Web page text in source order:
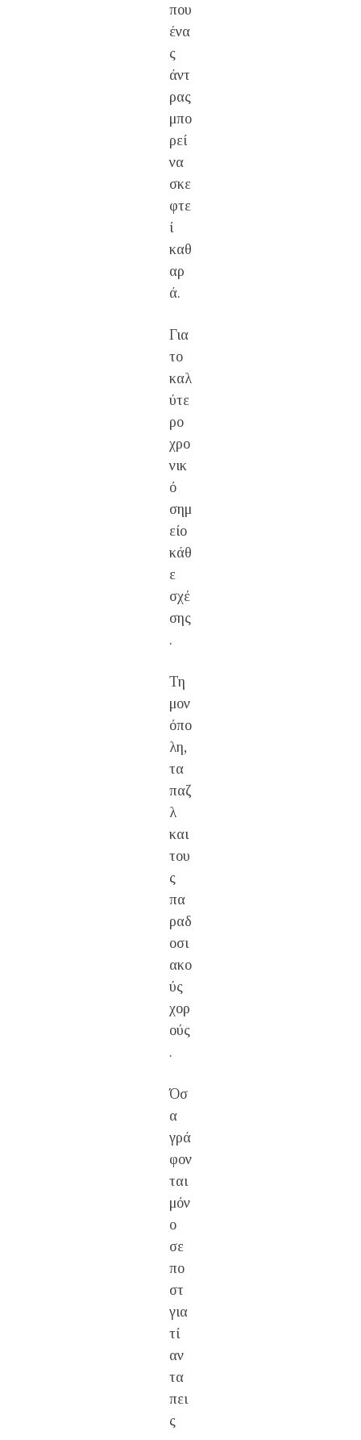
που
ένα
ς
άντ
ρας
μπο
ρεί
να
σκε
φτε
ί
καθ
αρ
ά.
Για
το
καλ
ύτε
ρο
χρο
νικ
ό
σημ
είο
κάθ
ε
σχέ
σης
.
Τη
μον
όπο
λη,
τα
παζ
λ
και
του
ς
πα
ραδ
οσι
ακο
ύς
χορ
ούς
.
Όσ
α
γρά
φον
ται
μόν
ο
σε
πο
στ
για
τί
αν
τα
πει
ς